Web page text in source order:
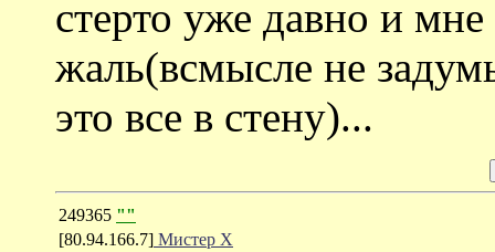
стерто уже давно и мне
жаль(всмысле не
это все в стену)...
249365 ""
[80.94.166.7] Мистер Х